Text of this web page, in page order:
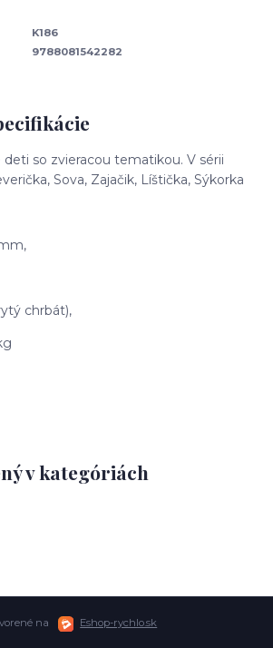
K186
9788081542282
so zvieracou tematikou. V sérii
Sova, Zajačik, Líštička, Sýkorka
chrbát),
v kategóriách
na Eshop-rychlo.sk